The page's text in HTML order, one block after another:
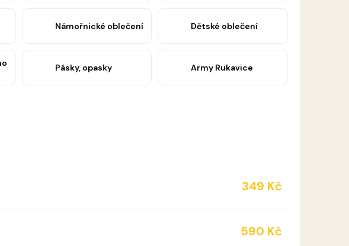
Námořnické oblečení Dětské oblečení
Pásky, opasky Army Rukavice
349 Kč
590 Kč